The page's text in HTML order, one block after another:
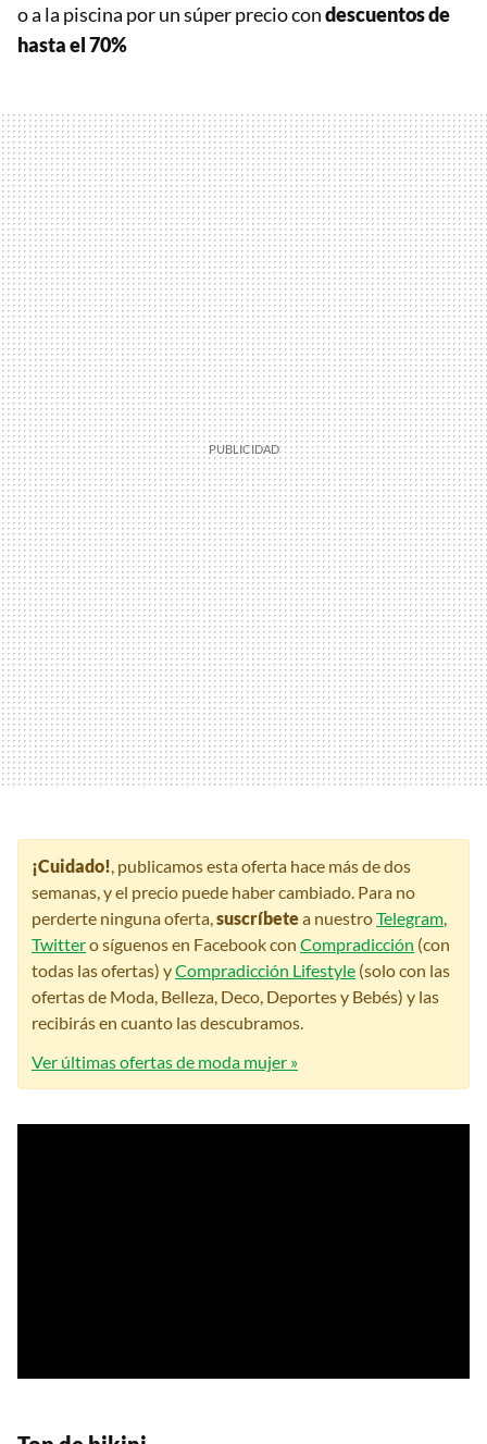
o a la piscina por un súper precio condescuentos de
hasta el 70%
¡Cuidado! , publicamos esta oferta hace más de dos
semanas, y el precio puede haber cambiado. Para no
perderte ninguna oferta, suscríbetea nuestroTelegram
Twittero síguenos en Facebook con Compradicción (con
todas las ofertas) yCompradicción Lifestyle (solo con las
ofertas de Moda, Belleza, Deco, Deportes y Bebés) y las
recibirás en cuanto las descubramos.
Ver últimas ofertas de moda mujer »